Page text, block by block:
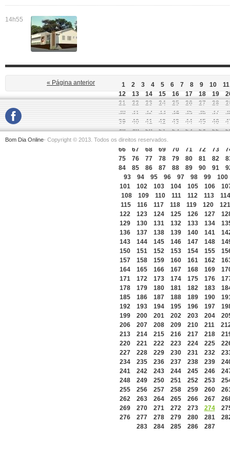
14h55
« Página anterior 1 2 3 4 5 6 7 8 9 10
11
12
13 14 15 16 17 18 19
21
22 23 24 25 26 27 28
30
31 32 33 34 35 36 37
39
40 41 42 43 44 45 46
48
49 50 51 52 53 54 55
57
58 59 60
66
67 68 69 70 71 72 73
75
76 77 78 79 80 81 82
84
85 86 87 88 89 90 91
93
94 95 96 97 98 99
100
101
102 103 104 105 106
108
109 110 111 112 113
114
115
116 117 118 119 120
121
122
123 124 125 126 127
129
130 131 132 133 134
136
137 138 139 140 141
143
144 145 146 147 148
150
151 152 153 154 155
157
158 159 160 161 162
164
165 166 167 168 169
171
172 173 174 175 176
178
179 180 181 182 183
185
186 187 188 189 190
192
193 194 195 196 197
199
200 201 202 203 204
206
207 208 209 210 211
213
214 215 216 217 218
220
221 222 223 224 225
227
228 229 230 231 232
234
235 236 237 238 239
241
242 243 244 245 246
248
249 250 251 252 253
255
256 257 258 259 260
262
263 264 265 266 267
269
270 271 272 273 274
276
277 278 279 280 281
283
284 285 286 287
Bom Dia Online- Copyright © 2013. Todos os direitos reservados.